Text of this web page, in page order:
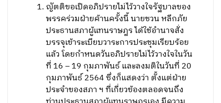
ญัตติขอเปิดอภิปรายไม่ไว้วางใจรัฐบาลของ
พรรคร่วมฝ่ายค้านครั้งนี้ นายชวน หลีกภัย
ประธานสภาผู้แทนราษฎร ได้ใช้อำนาจสั่ง
บรรจุเข้าระเบียบวาระการประชุมเรียบร้อย
แล้ว โดยกำหนดวันอภิปรายไม่ไว้วางใจในวัน
ที่ 16 – 19 กุมภาพันธ์ และลงมติในวันที่ 20
กุมภาพันธ์ 2564 ซึ่งก็แสดงว่า ตั้งแต่ฝ่าย
ประจำของสภา ฯ ที่เกี่ยวข้องตลอดจนถึง